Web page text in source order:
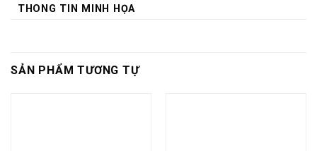
THONG TIN MINH HỌA
SẢN PHẨM TƯƠNG TỰ